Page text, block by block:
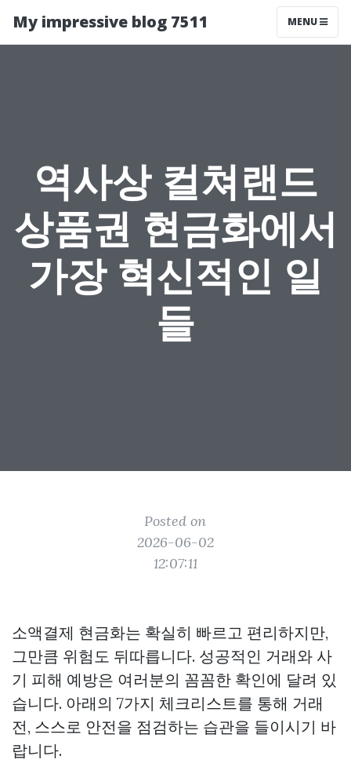
My impressive blog 7511 MENU
역사상 컬쳐랜드
상품권 현금화에서
가장 혁신적인 일
들
Posted on
2026-06-02
12:07:11
소액결제 현금화는 확실히 빠르고 편리하지만,
그만큼 위험도 뒤따릅니다. 성공적인 거래와 사
기 피해 예방은 여러분의 꼼꼼한 확인에 달려 있
습니다. 아래의 7가지 체크리스트를 통해 거래
전, 스스로 안전을 점검하는 습관을 들이시기 바
랍니다.